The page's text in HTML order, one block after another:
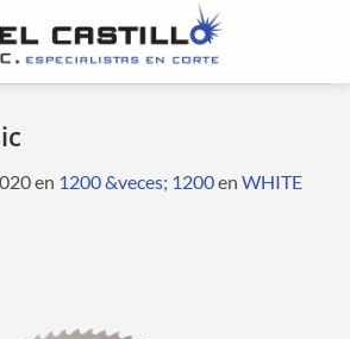
en 1200 &veces; 1200en WHITE